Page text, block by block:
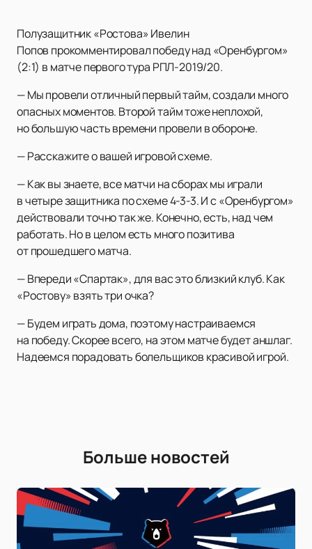
Полузащитник «Ростова» Ивелин
Попов прокомментировал победу над «Оренбургом»
(2:1) в матче первого тура РПЛ-2019/20.
— Мы провели отличный первый тайм, создали много
опасных моментов. Второй тайм тоже неплохой,
но большую часть времени провели в обороне.
— Расскажите о вашей игровой схеме.
— Как вы знаете, все матчи на сборах мы играли
в четыре защитника по схеме 4-3-3. И с «Оренбургом»
действовали точно так же. Конечно, есть, над чем
работать. Но в целом есть много позитива
от прошедшего матча.
— Впереди «Спартак», для вас это близкий клуб. Как
«Ростову» взять три очка?
— Будем играть дома, поэтому настраиваемся
на победу. Скорее всего, на этом матче будет аншлаг.
Надеемся порадовать болельщиков красивой игрой.
Больше новостей